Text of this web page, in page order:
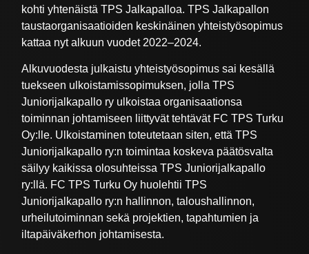
kohti yhtenäistä TPS Jalkapalloa. TPS Jalkapallon
taustaorganisaatioiden keskinäinen yhteistyösopimus
kattaa nyt alkuun vuodet 2022–2024.
Alkuvuodesta julkaistu yhteistyösopimus sai kesällä
tuekseen ulkoistamissopimuksen, jolla TPS
Juniorijalkapallo ry ulkoistaa organisaationsa
toiminnan johtamiseen liittyvät tehtävät FC TPS Turku
Oy:lle. Ulkoistaminen toteutetaan siten, että TPS
Juniorijalkapallo ry:n toimintaa koskeva päätösvalta
säilyy kaikissa olosuhteissa TPS Juniorijalkapallo
ry:llä. FC TPS Turku Oy huolehtii TPS
Juniorijalkapallo ry:n hallinnon, taloushallinnon,
urheilutoiminnan sekä projektien, tapahtumien ja
iltapäiväkerhon johtamisesta.